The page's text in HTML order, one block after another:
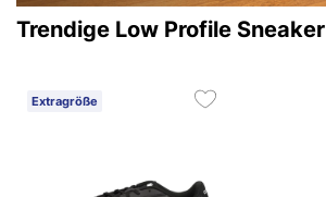
Trendige Low Profile Sneaker
Extragröße